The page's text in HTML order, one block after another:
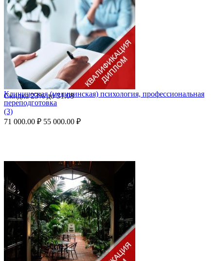
Скидка23%до31.08
Клиническая (медицинская) психология, профессиональная
переподготовка
(3)
71 000.00 ₽ 55 000.00 ₽